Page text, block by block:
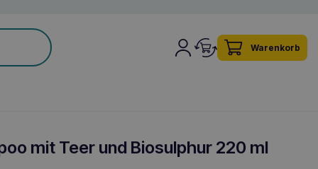
Warenkorb
mit Teer und Biosulphur 220 ml